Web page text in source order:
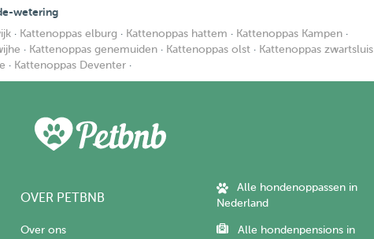
wetering
· Kattenoppas elburg · Kattenoppas hattem · Kattenoppas Kampen ·
· Kattenoppas genemuiden · Kattenoppas olst · Kattenoppas zwartsluis
· Kattenoppas Deventer ·
OVER PETBNB
Over ons
Alle hondenoppassen in
Nederland
Alle hondenpensions in